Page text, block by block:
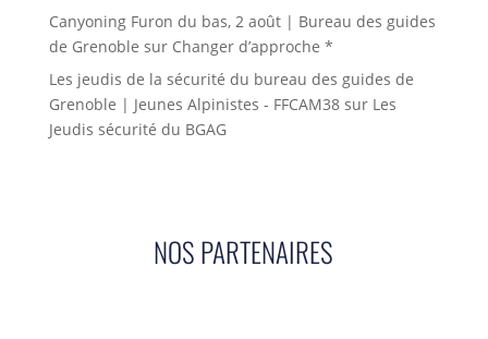
Canyoning Furon du bas, 2 août | Bureau des guides
de Grenoble sur Changer d’approche *
Les jeudis de la sécurité du bureau des guides de
Grenoble | Jeunes Alpinistes - FFCAM38sur Les
Jeudis sécurité du BGAG
NOS PARTENAIRES